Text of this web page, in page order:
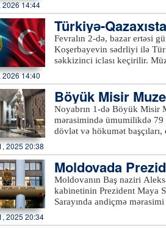
nəfər təşkil edir. Ölkə əhalisinin 13 milyonu şəhərlərdə, 7,5 milyonu kənd yerlərində yaşayır.
xeber100.com
2026 14:44
Türkiyə-
n iclası keçirilir
Fevralın 2-də, bazar ertəsi
Koşerbayevin sədrliyi ilə
səkkizinci iclası keçirilir.
əməkdaşlığın
çoxtərəfli platformalarda,
əməkdaşlığın
Orta Dəhliz boyunca
ticarət dövriyyəsini ildə 15
nazirlərinin ikitərəfli görüşü
2026 14:40
Böyük Misir
ək
Noyabrın 1-də Böyük Misir
mərasimində ümumilikdə
dövlət və hökumət
vəziyyətinə gətirilib. Açılış
yanaşı yolboyu dalğalanır.
Böyük Misir Muzeyinin
kvadrat metrə yaxındır.
eksponat saxlanılır.
şəkildə nümayiş olunur.
2025 20:38
Moldovada
Moldovanın Baş naziri
kabinetinin Prezident Maya
Sarayında andiçmə
vəzifələrini qoruyanlar daxil
2025 20:34